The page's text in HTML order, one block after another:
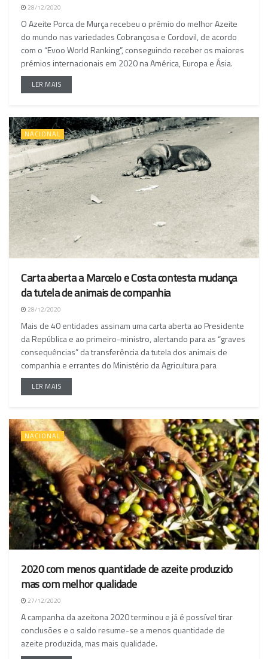
28/12/2020
O Azeite Porca de Murça recebeu o prémio do melhor Azeite
do mundo nas variedades Cobrançosa e Cordovil, de acordo
com o “Evoo World Ranking”, conseguindo receber os maiores
prémios internacionais em 2020 na América, Europa e Ásia.
LER MAIS
NACIONAL
Carta aberta a Marcelo e Costa contesta mudança
da tutela de animais de companhia
28/12/2020
Mais de 40 entidades assinam uma carta aberta ao Presidente
da República e ao primeiro-ministro, alertando para as “graves
consequências” da transferência da tutela dos animais de
companhia e errantes do Ministério da Agricultura para
LER MAIS
NACIONAL
2020 com menos quantidade de azeite produzido
mas com melhor qualidade
27/12/2020
A campanha da azeitona 2020 terminou e já é possível tirar
conclusões e o saldo resume-se a menos quantidade de
azeite produzida, mas mais qualidade.